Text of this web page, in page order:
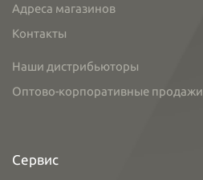
Адреса магазинов
Контакты
Наши дистрибьюторы
Оптово-корпоративные продажи
Сервис